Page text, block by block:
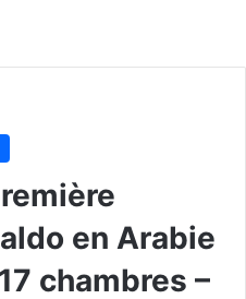
en Arabie
chambres –